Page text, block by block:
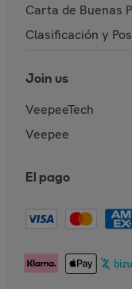
Carta de Buenas
Clasificación y
Join us
VeepeeTech
Veepee
El pago